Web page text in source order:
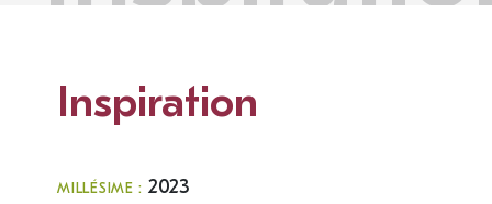
Inspiration
MILLÉSIME : 2023